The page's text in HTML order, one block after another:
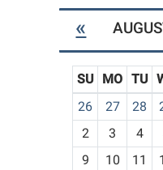
«
m
o
SU MO TU
26
27 28
2
3 4
9
10 11